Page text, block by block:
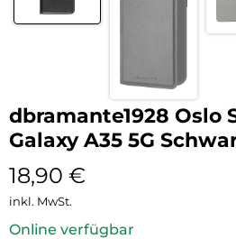
dbramante1928 Oslo
Galaxy A35 5G
18,90 €
inkl. MwSt.
Online verfügbar